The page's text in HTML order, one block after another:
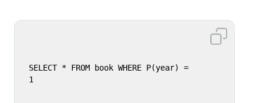
SELECT * FROM book WHERE P(year) =
1